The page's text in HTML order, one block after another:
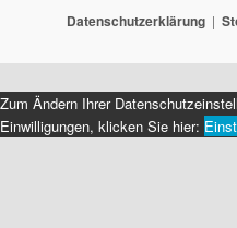
Datenschutzerklärung
Zum Ändern Ihrer
Einwilligungen, klicken Sie hier: